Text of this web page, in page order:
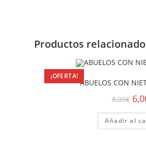
Productos
¡OFERTA!
ABUELOS CON
8,00€
Añadir al